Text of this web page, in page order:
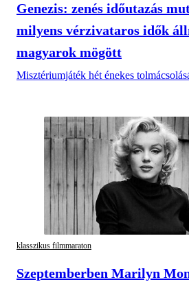
Genezis: zenés időutazás
milyens vérzivataros idők
magyarok mögött
Misztériumjáték hét énekes
klasszikus filmmaraton
Szeptemberben Marilyn